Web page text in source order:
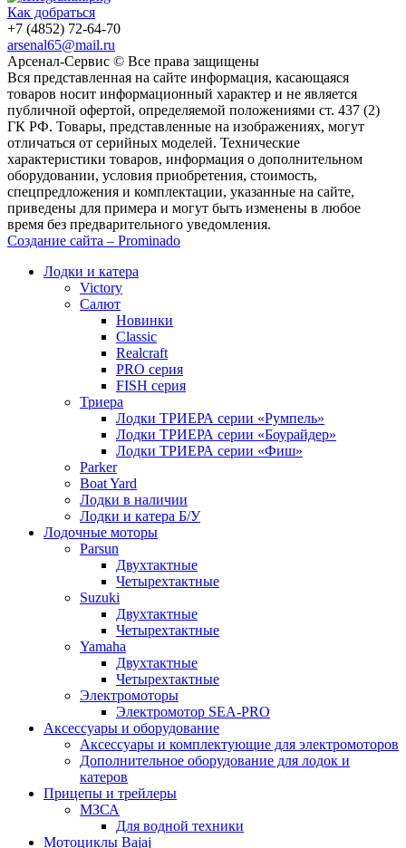
Как добраться
+7 (4852) 72-64-70
arsenal65@mail.ru
Aрсенал-Сервис © Все права защищены
Вся представленная на сайте информация, касающаяся
товаров носит информационный характер и не является
публичной офертой, определяемой положениями ст. 437 (2)
ГК РФ. Товары, представленные на изображениях, могут
отличаться от серийных моделей. Технические
характеристики товаров, информация о дополнительном
оборудовании, условия приобретения, стоимость,
спецпредложения и комплектации, указанные на сайте,
приведены для примера и могут быть изменены в любое
время без предварительного уведомления.
Создание сайта – Prominado
Лодки и катера
Victory
Салют
Новинки
Classic
Realcraft
PRO серия
FISH серия
Триера
Лодки ТРИЕРА серии «Румпель»
Лодки ТРИЕРА серии «Боурайдер»
Лодки ТРИЕРА серии «Фиш»
Parker
Boat Yard
Лодки в наличии
Лодки и катера Б/У
Лодочные моторы
Parsun
Двухтактные
Четырехтактные
Suzuki
Двухтактные
Четырехтактные
Yamaha
Двухтактные
Четырехтактные
Электромоторы
Электромотор SEA-PRO
Аксессуары и оборудование
Аксессуары и комплектующие для электромоторов
Дополнительное оборудование для лодок и
катеров
Прицепы и трейлеры
МЗСА
Для водной техники
Мотоциклы Bajaj